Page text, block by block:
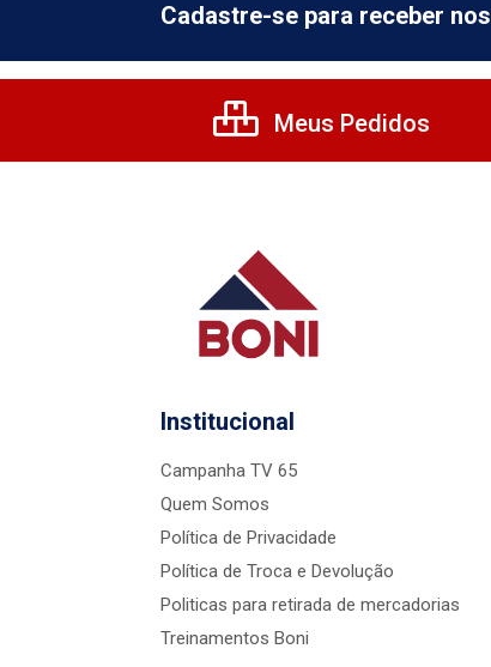
Cadastre-se para receber
Meus Pedidos
Institucional
Campanha TV 65
Quem Somos
Política de Privacidade
Política de Troca e Devolução
Politicas para retirada de mercadorias
Treinamentos Boni